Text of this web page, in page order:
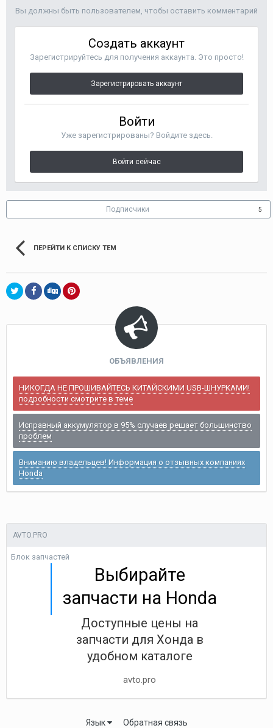
Вы должны быть пользователем, чтобы оставить комментарий
Создать аккаунт
Зарегистрируйтесь для получения аккаунта. Это просто!
Зарегистрировать аккаунт
Войти
Уже зарегистрированы? Войдите здесь.
Войти сейчас
Подписчики 5
ПЕРЕЙТИ К СПИСКУ ТЕМ
ОБЪЯВЛЕНИЯ
НИКОГДА НЕ ПРОШИВАЙТЕСЬ КИТАЙСКИМИ USB-ШНУРКАМИ!
подробности смотрите в теме
Исправный аккумулятор в 95% случаев решает большинство
проблем
Вниманию владельцев! Информация о отзывных компаниях
Honda
AVTO.PRO
Блок запчастей
Выбирайте
запчасти на Honda
Доступные цены на
запчасти для Хонда в
удобном каталоге
avto.pro
Язык Обратная связь